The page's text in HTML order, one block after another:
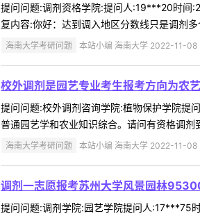
提问问题:调剂资格学院:提问人:19***20时间
复内容:你好：达到调入地区分数线只是调剂
海南大学考研问题 本站小编 海南大学 2022-11-08
校外调剂是园艺专业考生报考方向为农
提问问题:校外调剂咨询学院:植物保护学院
普通园艺学和农业知识综合。请问有资格调
海南大学考研问题 本站小编 海南大学 2022-11-08
调剂一志愿报考苏州大学风景园林
提问问题:调剂学院:园艺学院提问人:17***75